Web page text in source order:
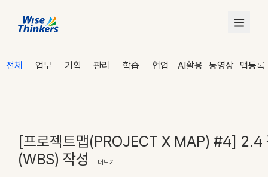
전체 업무 기획 관리 학습 협업 AI활용 동영상 맵등록
[프로젝트맵(PROJECT X MAP) #4] 2.4
(WBS) 작성
...더보기